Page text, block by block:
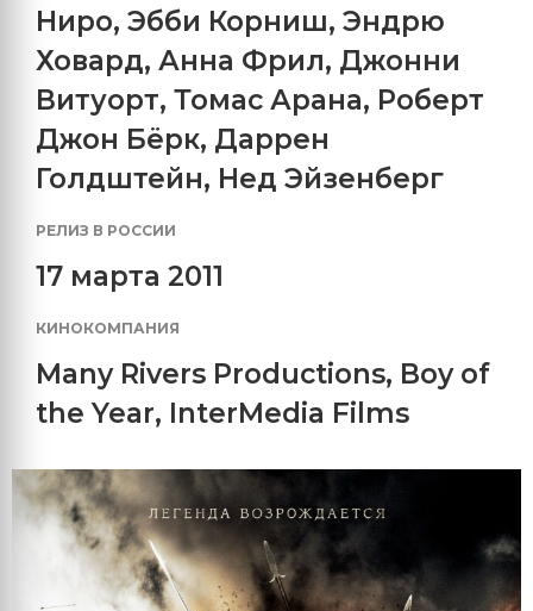
Ниро, Эбби Корниш, Эндрю
Ховард, Анна Фрил, Джонни
Витуорт, Томас Арана, Роберт
Джон Бёрк, Даррен
Голдштейн, Нед Эйзенберг
РЕЛИЗ В РОССИИ
17 марта 2011
КИНОКОМПАНИЯ
Many Rivers Productions, Boy of
the Year, InterMedia Films